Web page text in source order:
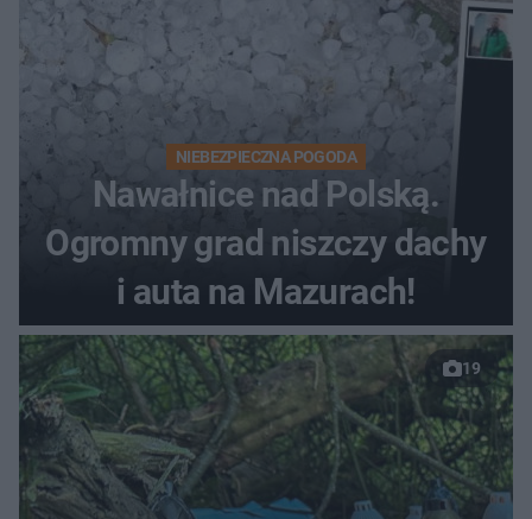
NIEBEZPIECZNA POGODA
Nawałnice nad Polską.
Ogromny grad niszczy dachy
i auta na Mazurach!
19